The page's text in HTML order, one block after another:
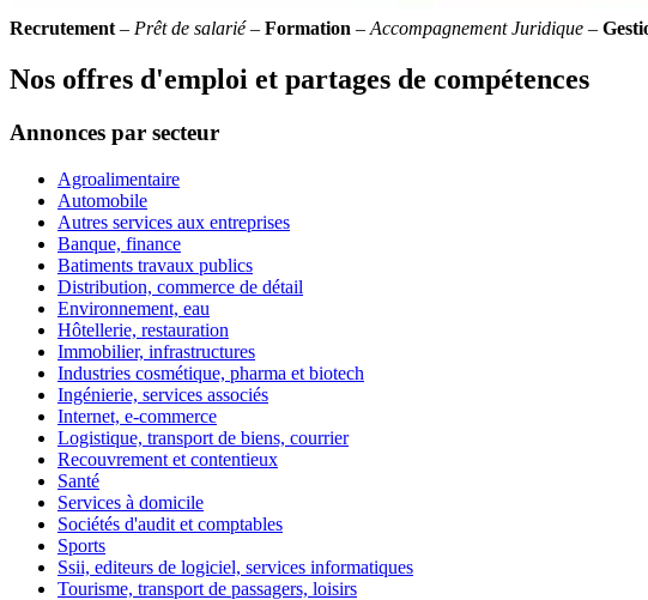
Recrutement – Prêt de salarié– Formation – Accompagnement Juridique –
Nos offres d'emploi et partages de compétences
Annonces par secteur
Agroalimentaire
Automobile
Autres services aux entreprises
Banque, finance
Batiments travaux publics
Distribution, commerce de détail
Environnement, eau
Hôtellerie, restauration
Immobilier, infrastructures
Industries cosmétique, pharma et biotech
Ingénierie, services associés
Internet, e-commerce
Logistique, transport de biens, courrier
Recouvrement et contentieux
Santé
Services à domicile
Sociétés d'audit et comptables
Sports
Ssii, editeurs de logiciel, services informatiques
Tourisme, transport de passagers, loisirs